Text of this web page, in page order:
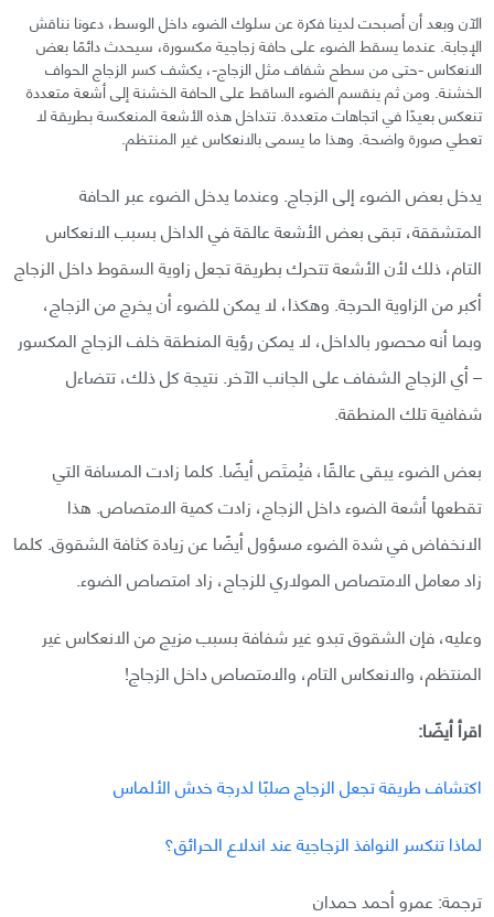
الآن وبعد أن أصبحت لدينا فكرة عن سلوك الضوء داخل الوسط، دعونا نناقش
الإجابة. عندما يسقط الضوء على حافة زجاجية مكسورة، سيحدث دائمًا بعض
الانعكاس -حتى من سطح شفاف مثل الزجاج-، يكشف كسر الزجاج الحواف
الخشنة. ومن ثم ينقسم الضوء الساقط على الحافة الخشنة إلى أشعة متعددة
تنعكس بعيدًا في اتجاهات متعددة. تتداخل هذه الأشعة المنعكسة بطريقة لا
تعطي صورة واضحة. وهذا ما يسمى بالانعكاس غير المنتظم.
يدخل بعض الضوء إلى الزجاج. وعندما يدخل الضوء عبر الحافة
المتشققة، تبقى بعض الأشعة عالقة في الداخل بسبب الانعكاس
التام، ذلك لأن الأشعة تتحرك بطريقة تجعل زاوية السقوط داخل الزجاج
أكبر من الزاوية الحرجة. وهكذا، لا يمكن للضوء أن يخرج من الزجاج،
وبما أنه محصور بالداخل، لا يمكن رؤية المنطقة خلف الزجاج المكسور
– أي الزجاج الشفاف على الجانب الآخر. نتيجة كل ذلك، تتضاءل
شفافية تلك المنطقة.
بعض الضوء يبقى عالقًا، فيُمتَص أيضًا. كلما زادت المسافة التي
تقطعها أشعة الضوء داخل الزجاج، زادت كمية الامتصاص. هذا
الانخفاض في شدة الضوء مسؤول أيضًا عن زيادة كثافة الشقوق. كلما
زاد معامل الامتصاص المولاري للزجاج، زاد امتصاص الضوء.
وعليه، فإن الشقوق تبدو غير شفافة بسبب مزيج من الانعكاس غير
المنتظم، والانعكاس التام، والامتصاص داخل الزجاج!
اقرأ أيضًا:
اكتشاف طريقة تجعل الزجاج صلبًا لدرجة خدش الألماس
لماذا تنكسر النوافذ الزجاجية عند اندلاع الحرائق؟
ترجمة: عمرو أحمد حمدان